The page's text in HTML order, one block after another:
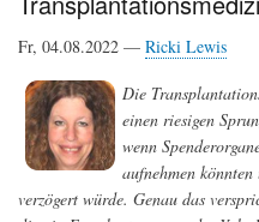
Fr, 04.08.2022 — Ricki Lewis
Die
einen riesigen
wenn
aufnehmen
verzögert würde. Genau das